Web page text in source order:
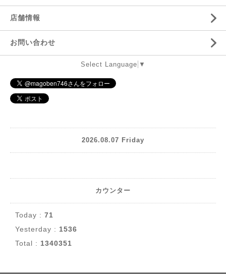
店舗情報
お問い合わせ
Select Language ▼
2026.08.07 Friday
カウンター
Today : 71
Yesterday : 1536
Total : 1340351